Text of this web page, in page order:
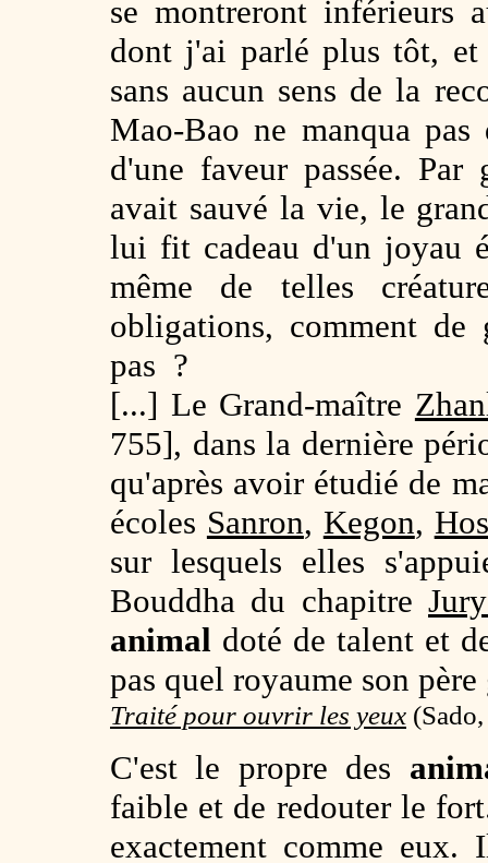
se montreront inférieurs
dont j'ai parlé plus tôt, et
sans aucun sens de la
Mao-Bao ne manqua
d'une faveur passée.
avait sauvé la vie, le
lui fit cadeau d'un joyau
même de telles
obligations, comment de
pas ?
[...] Le Grand-maître
755], dans la dernière
qu'après avoir étudié de
écoles Sanron, Kegon,
sur lesquels elles
Bouddha du chapitre
animal doté de talent et
pas quel royaume son
Traité pour ouvrir les yeux (
C'est le propre des
faible et de redouter le
exactement comme eux.